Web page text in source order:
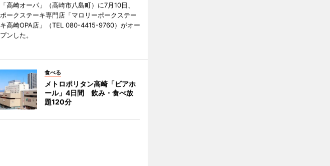
「高崎オーパ」（高崎市八島町）に7月10日、
ポークステーキ専門店「マロリーポークステー
キ高崎OPA店」（TEL 080-4415-9760）がオー
プンした。
食べる
メトロポリタン高崎「ビアホ
ール」4日間 飲み・食べ放
題120分